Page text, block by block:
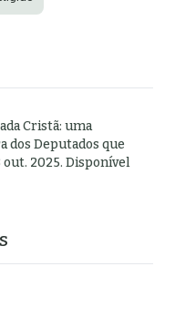
Cristã: uma
dos Deputados que
out. 2025. Disponível